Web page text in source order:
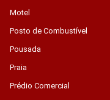
Motel
Posto de Combustível
Pousada
Praia
Prédio Comercial